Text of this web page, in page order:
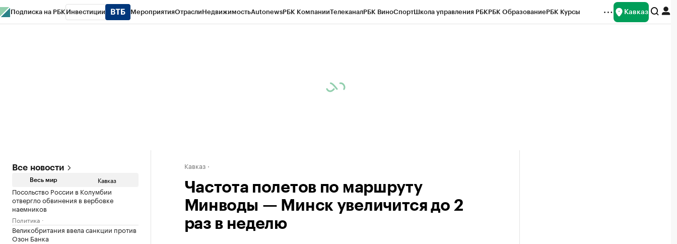
Подписка на РБК Инвестиции МероприятияОтраслиНедвижимостьAutonewsРБК КомпанииТелеканалРБК ВиноСпортШкола управления РБКРБК ОбразованиеРБК Курсы Кавказ
Все новости
Весь мир Кавказ
Посольство России в Колумбии
отвергло обвинения в вербовке
наемников
Политика
Великобритания ввела санкции против
Озон Банка
Кавказ
Частота полетов по маршруту
Минводы — Минск увеличится до 2
раз в неделю